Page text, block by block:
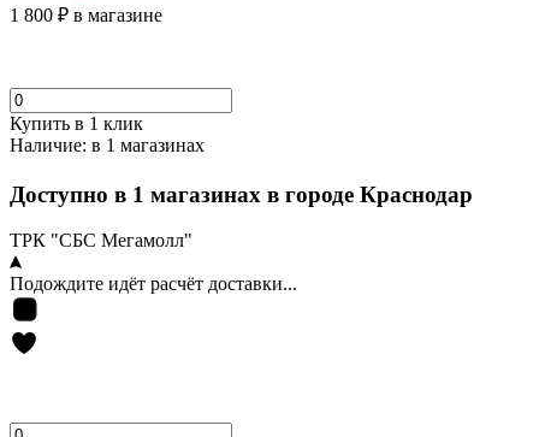
1 800 ₽ в магазине
Купить в 1 клик
Наличие: в 1 магазинах
Доступно в 1 магазинах в городе Краснодар
ТРК "СБС Мегамолл"
Подождите идёт расчёт доставки...